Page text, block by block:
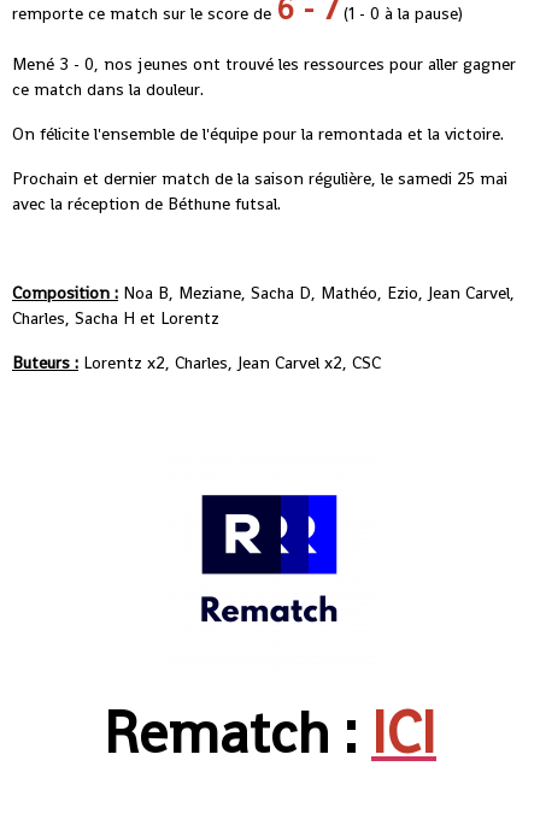
remporte ce match sur le score de
(1 - 0 à la pause)
Mené 3 - 0, nos jeunes ont trouvé les ressources pour aller gagner
ce match dans la douleur.
On félicite l'ensemble de l'équipe pour la remontada et la victoire.
Prochain et dernier match de la saison régulière, le samedi 25 mai
avec la réception de Béthune futsal.
Composition : Noa B, Meziane, Sacha D, Mathéo, Ezio, Jean Carvel,
Charles, Sacha H et Lorentz
Buteurs : Lorentz x2, Charles, Jean Carvel x2, CSC
Rematch : ICI